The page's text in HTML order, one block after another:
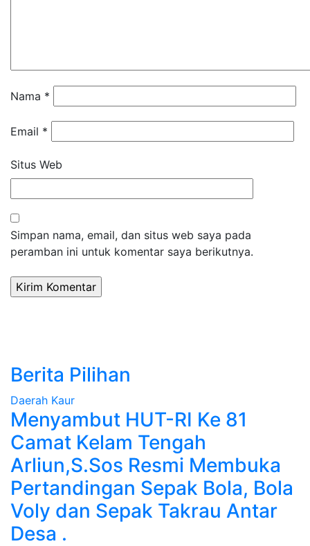
Nama *
Email *
Situs Web
Simpan nama, email, dan situs web saya pada
peramban ini untuk komentar saya berikutnya.
Berita Pilihan
Daerah Kaur
Menyambut HUT-RI Ke 81
Camat Kelam Tengah
Arliun,S.Sos Resmi Membuka
Pertandingan Sepak Bola, Bola
Voly dan Sepak Takrau Antar
Desa .